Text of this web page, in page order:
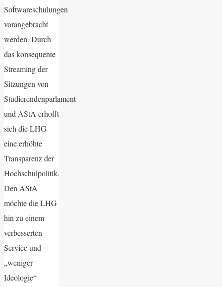
Softwareschulungen
vorangebracht
werden. Durch
das konsequente
Streaming der
Sitzungen von
Studierendenparlament
und AStA erhofft
sich die LHG
eine erhöhte
Transparenz der
Hochschulpolitik.
Den AStA
möchte die LHG
hin zu einem
verbesserten
Service und
„weniger
Ideologie“